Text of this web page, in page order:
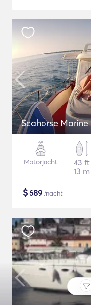
Seahorse Marine
Motorjacht
43 ft
13 m
$689 /nacht